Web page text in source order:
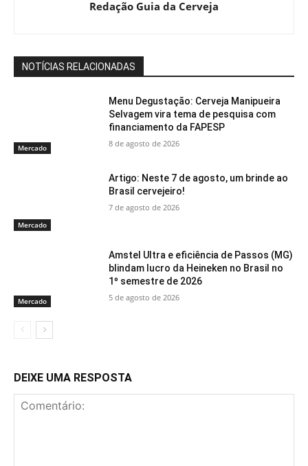
Redação Guia da Cerveja
NOTÍCIAS RELACIONADAS
Mercado
Menu Degustação: Cerveja Manipueira
Selvagem vira tema de pesquisa com
financiamento da FAPESP
8 de agosto de 2026
Mercado
Artigo: Neste 7 de agosto, um brinde ao
Brasil cervejeiro!
7 de agosto de 2026
Mercado
Amstel Ultra e eficiência de Passos (MG)
blindam lucro da Heineken no Brasil no
1º semestre de 2026
5 de agosto de 2026
DEIXE UMA RESPOSTA